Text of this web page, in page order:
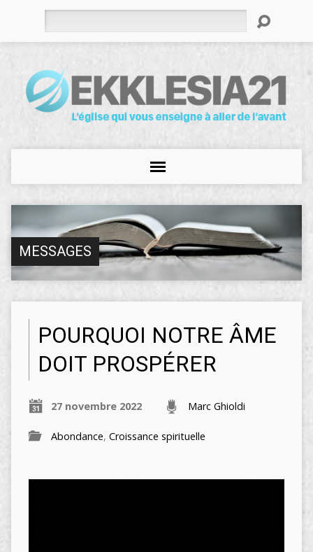
MESSAGES
POURQUOI NOTRE ÂME
DOIT PROSPÉRER
27 novembre 2022 Marc Ghioldi
Abondance, Croissance spirituelle